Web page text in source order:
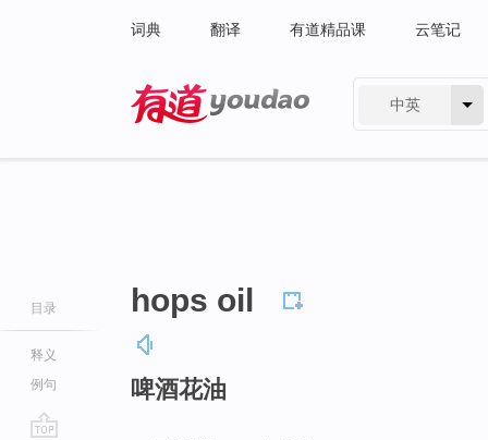
词典 翻译 有道精品课 云笔记
中英
目录
释义
例句
hops oil
啤酒花油